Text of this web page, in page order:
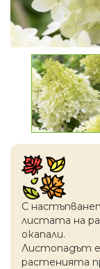
С
листата на
окапaли.
Листопадът
растенията